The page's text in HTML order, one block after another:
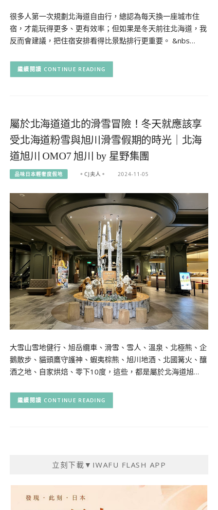
很多人第一次規劃北海道自由行，總認為每天換一座城市住
宿，才能玩得更多、更有效率；但如果是冬天前往北海道，我
反而會建議，把住宿安排看得比景點排行更重要。 &nbs…
CONTINUE READING
屬於北海道道北的滑雪冒險！冬天就應該享
受北海道粉雪與旭川滑雪假期的時光｜北海
道旭川 OMO7 旭川 by 星野集團
品味日本輕奢度假地 。CJ夫人。 2024-11-05
大雪山雪地健行、旭岳纜車、滑雪、雪人、溫泉、北極熊、企
鵝散步、貓頭鷹守護神、蝦夷棕熊、旭川地酒、北國篝火、釀
酒之地、自家烘焙、零下10度，這些，都是屬於北海道旭…
CONTINUE READING
立刻下載▼IWAFU FLASH APP